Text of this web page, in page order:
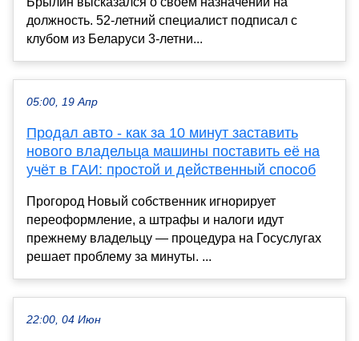
должность. 52-летний специалист подписал с
клубом из Беларуси 3-летни...
05:00, 19 Апр
Продал авто - как за 10 минут заставить
нового владельца машины поставить её на
учёт в ГАИ: простой и действенный способ
Прогород Новый собственник игнорирует
переоформление, а штрафы и налоги идут
прежнему владельцу — процедура на Госуслугах
решает проблему за минуты. ...
22:00, 04 Июн